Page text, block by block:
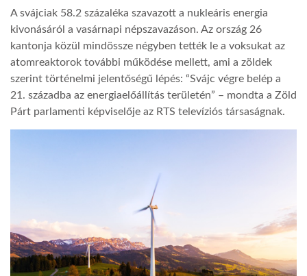
GLOBOTV
AFRIKA TUDÁSTÁR
A NAP SZÉPE
DOBRAVERO.HU
A svájciak 58.2 százaléka szavazott a nukleáris energia
kivonásáról a vasárnapi népszavazáson. Az ország 26
kantonja közül mindössze négyben tették le a voksukat az
atomreaktorok további működése mellett, ami a zöldek
szerint történelmi jelentőségű lépés: “Svájc végre belép a
21. századba az energiaelőállítás területén” – mondta a Zöld
Párt parlamenti képviselője az RTS televíziós társaságnak.